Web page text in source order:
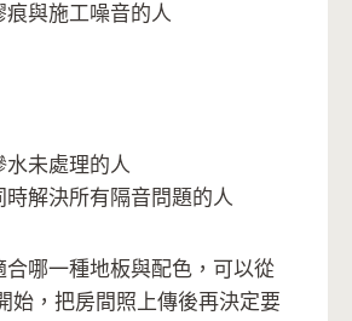
痕與施工噪音的人
水未處理的人
時解決所有隔音問題的人
合哪一種地板與配色，可以從
始，把房間照上傳後再決定要